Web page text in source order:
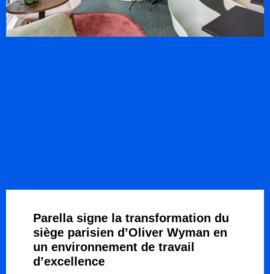
Parella signe la transformation du
siège parisien d’Oliver Wyman en
un environnement de travail
d’excellence